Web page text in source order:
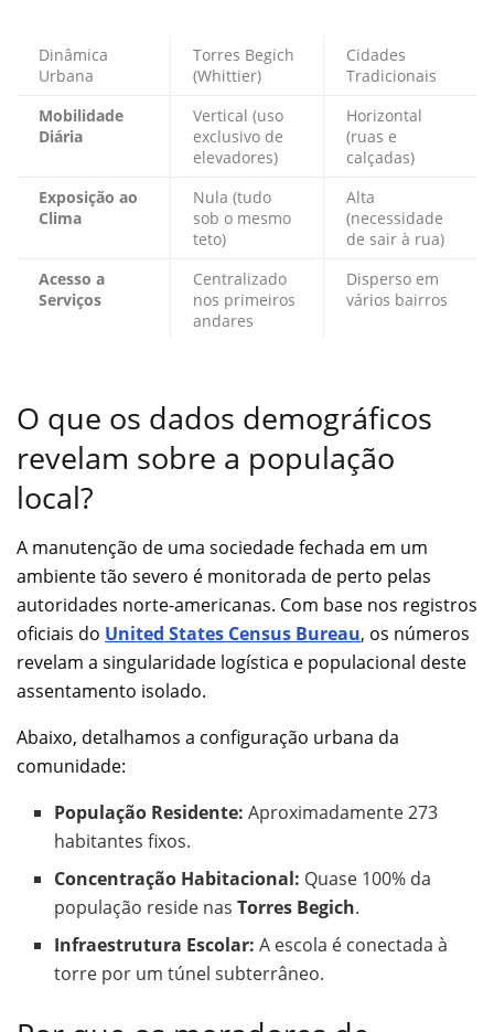
Dinâmica
Urbana
Torres Begich
(Whittier)
Cidades
Tradicionais
Mobilidade
Diária
Vertical (uso
exclusivo de
elevadores)
Horizontal
(ruas e
calçadas)
Exposição ao
Clima
Nula (tudo
sob o mesmo
teto)
Alta
(necessidade
de sair à rua)
Acesso a
Serviços
Centralizado
nos primeiros
andares
Disperso em
vários bairros
O que os dados demográficos
revelam sobre a população
local?
A manutenção de uma sociedade fechada em um
ambiente tão severo é monitorada de perto pelas
autoridades norte-americanas. Com base nos registros
oficiais do United States Census Bureau, os números
revelam a singularidade logística e populacional deste
assentamento isolado.
Abaixo, detalhamos a configuração urbana da
comunidade:
População Residente: Aproximadamente 273
habitantes fixos.
Concentração Habitacional: Quase 100% da
população reside nasTorres Begich.
Infraestrutura Escolar: A escola é conectada à
torre por um túnel subterrâneo.